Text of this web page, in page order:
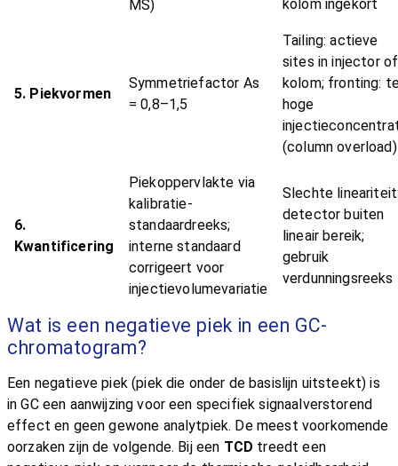
MS)
kolom ingekort
5. Piekvormen
Symmetriefactor As
= 0,8–1,5
Tailing: actieve
sites in injector of
kolom; fronting:
hoge
(column overload)
6.
Kwantificering
Piekoppervlakte via
kalibratie-
standaardreeks;
interne standaard
corrigeert voor
injectievolumevariatie
Slechte
detector buiten
lineair bereik;
gebruik
verdunningsreeks
Wat is een negatieve piek in een GC-
chromatogram?
Een negatieve piek (piek die onder de basislijn uitsteekt) is
in GC een aanwijzing voor een specifiek signaalverstorend
effect en geen gewone analytpiek. De meest voorkomende
oorzaken zijn de volgende. Bij een TCD treedt een